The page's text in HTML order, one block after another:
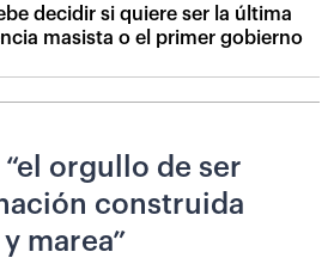
decidir si quiere ser la última
masista o el primer gobierno
“el orgullo de ser
construida
marea”